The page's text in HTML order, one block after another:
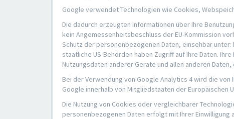
Google verwendet Technologien wie Cookies,
Die dadurch erzeugten Informationen über Ihre
kein Angemessenheitsbeschluss der EU-Kommission
Schutz der personenbezogenen Daten, einsehbar
staatliche US-Behörden haben Zugriff auf Ihre Daten.
Nutzungsdaten anderer Geräte und allen anderen
Bei der Verwendung von Google Analytics 4 wird die
Google innerhalb von Mitgliedstaaten der Europäischen
Die Nutzung von Cookies oder vergleichbarer
personenbezogenen Daten erfolgt mit Ihrer Einwilligung